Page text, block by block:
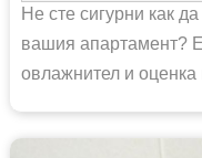
Не сте сигурни как
вашия апартамент?
овлажнител и